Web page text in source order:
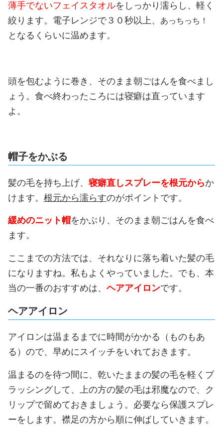
薄手でないフェイスタオルをしっかり濡らし、軽く
絞ります。電子レンジで３０秒以上、
あっちっち！
となるくらいに温めます。
頭を包むように巻き、そのまま朝ごはんを食べまし
ょう。食べ終わったころには寝癖は直っています
よ。
帽子をかぶる
髪の毛を持ち上げ、寝癖直しスプレーを根元からか
けます。 根元から濡らすのがポイントです。
緩めのニット帽をかぶり、そのまま朝ごはんを食べ
ます。
ここまでの方法では、それなりに落ち着いた髪の毛
になりますね。私もよくやっていました。でも、本
当の一番のおすすめは、 ヘアアイロンです。
ヘアアイロン
アイロンは温まるまでに時間がかかる（ものもあ
る）ので、早めにスイッチをいれておきます。
温まるのを待つ間に、乾いたままの髪の毛を軽くブ
ラッシングして、上の方の髪の毛は邪魔なので、ク
リップで留めておきましょう。必要なら保護スプレ
ーをします。襟足の方から順に伸ばしていきます。